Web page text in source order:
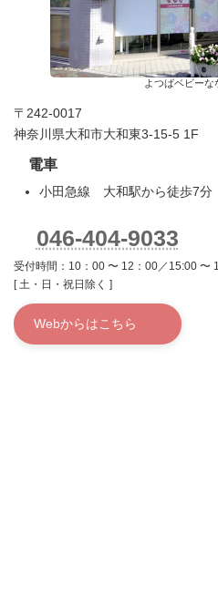
よつばベビーな
〒242-0017
神奈川県大和市大和東3-15-5 1F
電車
小田急線 大和駅から徒歩7分
046-404-9033
受付時間：10：00 〜 12：00／15:00 〜
[ 土・日・祝日除く ]
Webからはこちら